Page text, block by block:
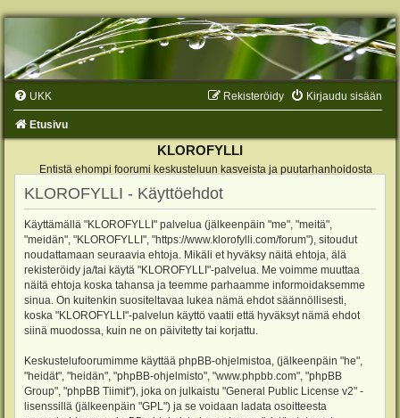
UKK Kirjaudu sisään
Rekisteröidy
Etusivu
KLOROFYLLI
Entistä ehompi foorumi keskusteluun kasveista ja puutarhanhoidosta
KLOROFYLLI - Käyttöehdot
Käyttämällä "KLOROFYLLI" palvelua (jälkeenpäin "me", "meitä",
"meidän", "KLOROFYLLI", "https://www.klorofylli.com/forum"), sitoudut
noudattamaan seuraavia ehtoja. Mikäli et hyväksy näitä ehtoja, älä
rekisteröidy ja/tai käytä "KLOROFYLLI"-palvelua. Me voimme muuttaa
näitä ehtoja koska tahansa ja teemme parhaamme informoidaksemme
sinua. On kuitenkin suositeltavaa lukea nämä ehdot säännöllisesti,
koska "KLOROFYLLI"-palvelun käyttö vaatii että hyväksyt nämä ehdot
siinä muodossa, kuin ne on päivitetty tai korjattu.
Keskustelufoorumimme käyttää phpBB-ohjelmistoa, (jälkeenpäin "he",
"heidät", "heidän", "phpBB-ohjelmisto", "www.phpbb.com", "phpBB
Group", "phpBB Tiimit"), joka on julkaistu "General Public License v2" -
lisenssillä (jälkeenpäin "GPL") ja se voidaan ladata osoitteesta